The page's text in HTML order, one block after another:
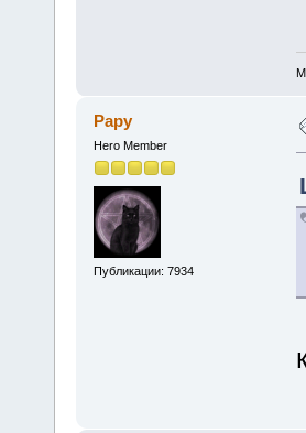
Papy
Hero Member
Публикации: 7934